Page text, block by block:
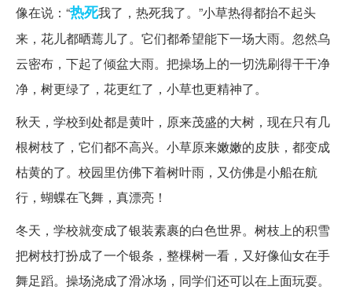
像在说：“热死我了，热死我了。”小草热得都抬不起头
来，花儿都晒蔫儿了。它们都希望能下一场大雨。忽然乌
云密布，下起了倾盆大雨。把操场上的一切洗刷得干干净
净，树更绿了，花更红了，小草也更精神了。
秋天，学校到处都是黄叶，原来茂盛的大树，现在只有几
根树枝了，它们都不高兴。小草原来嫩嫩的皮肤，都变成
枯黄的了。校园里仿佛下着树叶雨，又仿佛是小船在航
行，蝴蝶在飞舞，真漂亮！
冬天，学校就变成了银装素裹的白色世界。树枝上的积雪
把树枝打扮成了一个银条，整棵树一看，又好像仙女在手
舞足蹈。操场浇成了滑冰场，同学们还可以在上面玩耍。